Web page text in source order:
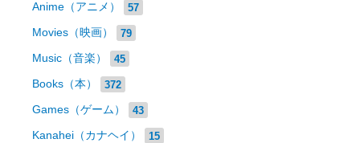
Anime（アニメ） 57
Movies（映画） 79
Music（音楽） 45
Books（本） 372
Games（ゲーム） 43
Kanahei（カナヘイ） 15